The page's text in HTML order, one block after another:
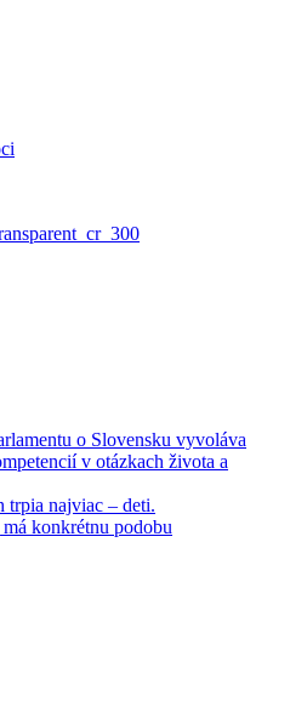
o Slovensku vyvoláva
v otázkach života a
trpia najviac – deti.
konkrétnu podobu